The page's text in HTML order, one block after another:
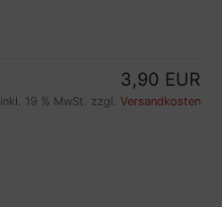
3,90 EUR
inkl. 19 % MwSt. zzgl. Versandkosten